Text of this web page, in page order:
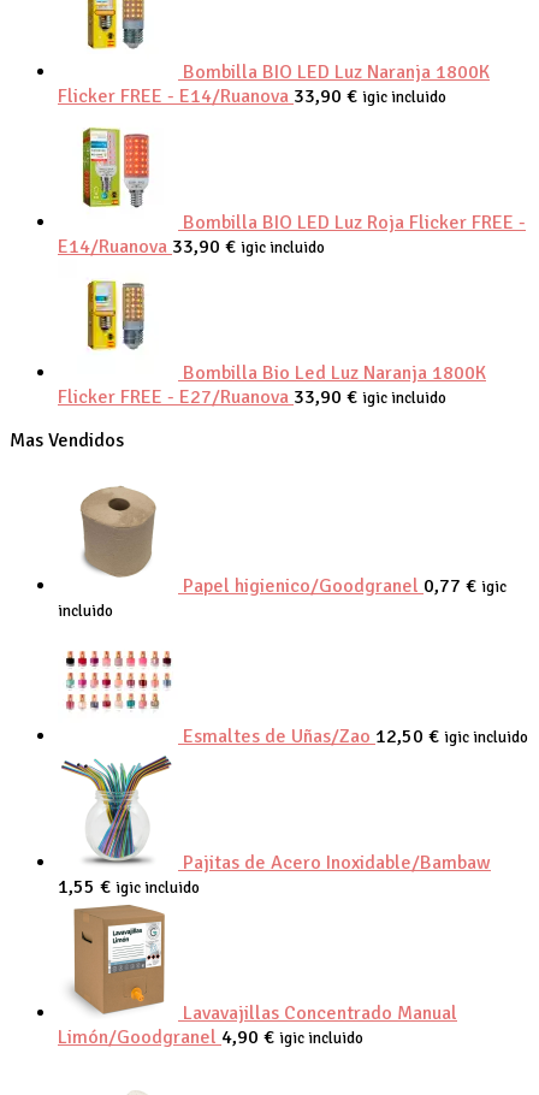
Bombilla BIO LED Luz Naranja 1800K
Flicker FREE - E14/Ruanova 33,90 € igic incluido
Bombilla BIO LED Luz Roja Flicker FREE -
E14/Ruanova 33,90 € igic incluido
Bombilla Bio Led Luz Naranja 1800K
Flicker FREE - E27/Ruanova 33,90 € igic incluido
Mas Vendidos
Papel higienico/Goodgranel 0,77 € igic
incluido
Esmaltes de Uñas/Zao 12,50 € igic incluido
Pajitas de Acero Inoxidable/Bambaw
1,55 € igic incluido
Lavavajillas Concentrado Manual
Limón/Goodgranel 4,90 € igic incluido